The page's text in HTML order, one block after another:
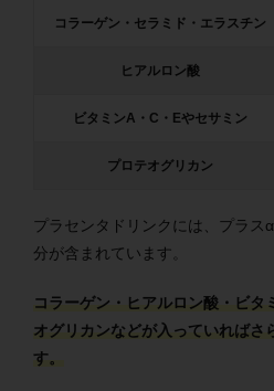
コラーゲン・セラミド・エラスチン
ヒアルロン酸
ビタミンA・C・Eやセサミン
プロテオグリカン
プラセンタドリンクには、プラス
分が含まれています。
コラーゲン・ヒアルロン酸・ビタ
オグリカンなどが入っていればさ
す。